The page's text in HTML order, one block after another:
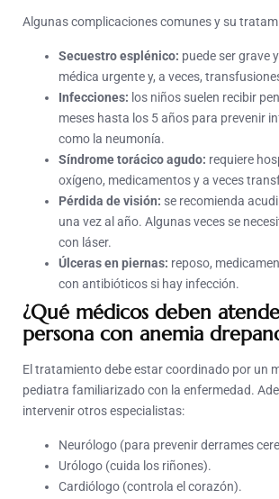
Algunas complicaciones comunes y su
Secuestro esplénico: puede ser grave
médica urgente y, a veces,
Infecciones: los niños suelen recibir
meses hasta los 5 años para prevenir
como la neumonía.
Síndrome torácico agudo: requiere
oxígeno, medicamentos y a veces
Pérdida de visión: se recomienda
una vez al año. Algunas veces se
con láser.
Úlceras en piernas: reposo,
con antibióticos si hay infección.
¿Qué médicos deben
persona con anemia
El tratamiento debe estar coordinado por un
pediatra familiarizado con la enfermedad.
intervenir otros especialistas:
Neurólogo (para prevenir derrames
Urólogo (cuida los riñones).
Cardiólogo (controla el corazón).